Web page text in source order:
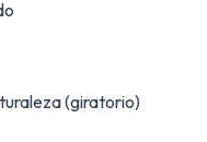
(giratorio)